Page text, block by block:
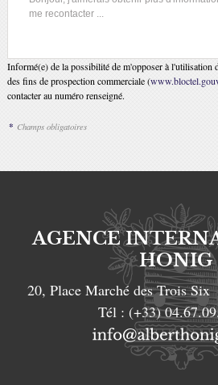
Informé(e) de la possibilité de m'opposer à l'utilisation
des fins de prospection commerciale (
contacter au numéro renseigné.
* Champs obligatoires
AGENCE
HONIG
20, Place Marché des Trois Six
Tél : (+33)